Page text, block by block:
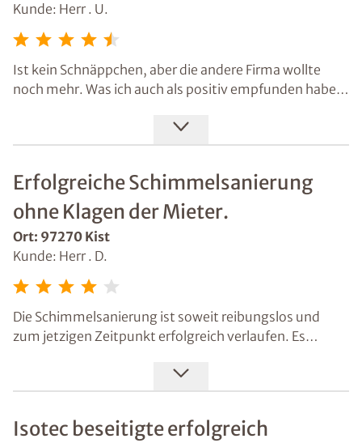
Kunde: Herr . U.
Ist kein Schnäppchen, aber die andere Firma wollte
noch mehr. Was ich auch als positiv empfunden habe,
angenehme Gespräche führen konnten. Mein Balkon
wurde fachmännisch aufbereitet und die Risse
Erfolgreiche Schimmelsanierung
ohne Klagen der Mieter.
Ort: 97270 Kist
Kunde: Herr . D.
Die Schimmelsanierung ist soweit reibungslos und
zum jetzigen Zeitpunkt erfolgreich verlaufen. Es
kleinen Löchlein, die an der Decke entstanden sind.
Dies sei gemäß Aussagen von Isotec normal.
Isotec beseitigte erfolgreich